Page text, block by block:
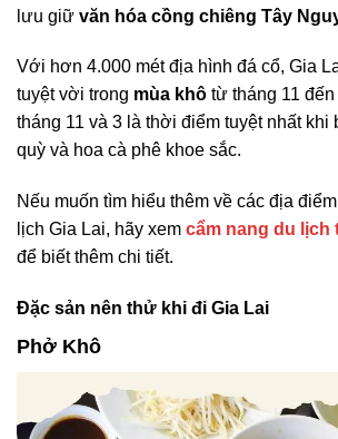
lưu giữ văn hóa cồng chiêng Tây
Với hơn 4.000 mét địa hình đá cổ, Gia
tuyệt vời trong mùa khô từ tháng 11
tháng 11 và 3 là thời điểm tuyệt nhất khi
quỳ và hoa cà phê khoe sắc.
Nếu muốn tìm hiểu thêm về các địa
lịch Gia Lai, hãy xem cẩm nang du lịch
để biết thêm chi tiết.
Đặc sản nên thử khi đi Gia Lai
Phở Khô